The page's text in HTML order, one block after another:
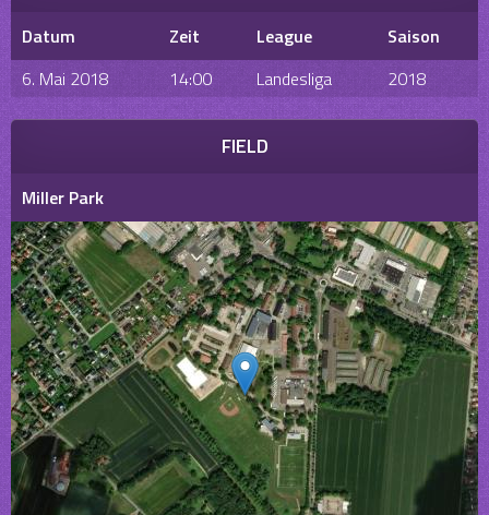
Datum Zeit League
Saison
6. Mai 2018
14:00 Landesliga 2018
FIELD
Miller Park